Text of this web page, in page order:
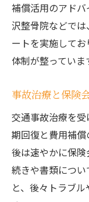
補償活用のアド
沢整骨院などで
ートを実施して
体制が整っていま
事故治療と保険
交通事故治療を
期回復と費用補
後は速やかに保
続きや書類につ
と、後々トラブ